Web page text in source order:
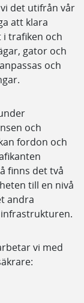
det utifrån vår
att klara
i trafiken och
gator och
och
och
fordon och
finns det två
till en nivå
andra
vi med